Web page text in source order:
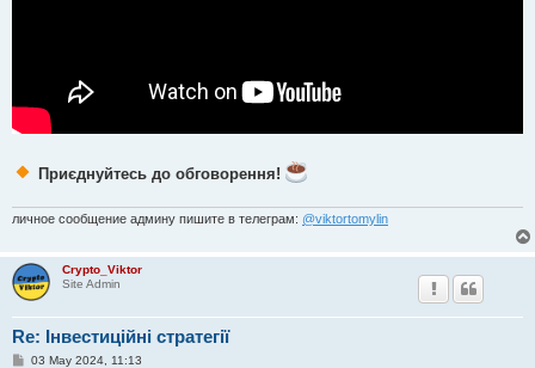
Приєднуйтесь до обговорення!
личное сообщение админу пишите в телеграм: @viktortomylin
Crypto_Viktor
Site Admin
Re: Інвестиційні стратегії
P03 May 2024, 11:13